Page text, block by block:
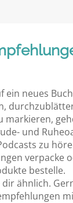
ein neues
markieren,
und
zu
verpacke
bestelle.
ähnlich.